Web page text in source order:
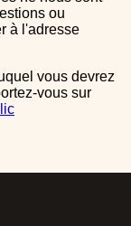
ou
à l'adresse
vous sur